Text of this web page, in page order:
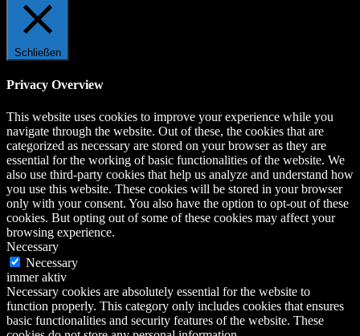
Schließen
Privacy Overview
This website uses cookies to improve your experience while you
navigate through the website. Out of these, the cookies that are
categorized as necessary are stored on your browser as they are
essential for the working of basic functionalities of the website. We
also use third-party cookies that help us analyze and understand how
you use this website. These cookies will be stored in your browser
only with your consent. You also have the option to opt-out of these
cookies. But opting out of some of these cookies may affect your
browsing experience.
Necessary
Necessary
immer aktiv
Necessary cookies are absolutely essential for the website to
function properly. This category only includes cookies that ensures
basic functionalities and security features of the website. These